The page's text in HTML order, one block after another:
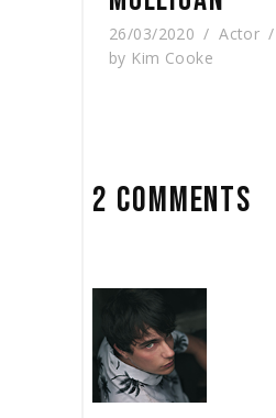
26/03/2020
Actor
by Kim Cooke
2 COMMENTS